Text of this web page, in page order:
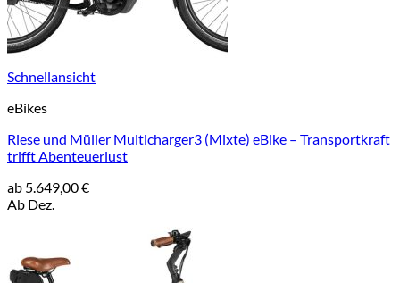
Schnellansicht
eBikes
Riese und Müller Multicharger3 (Mixte) eBike – Transportkraft
trifft Abenteuerlust
ab 5.649,00€
Ab Dez.